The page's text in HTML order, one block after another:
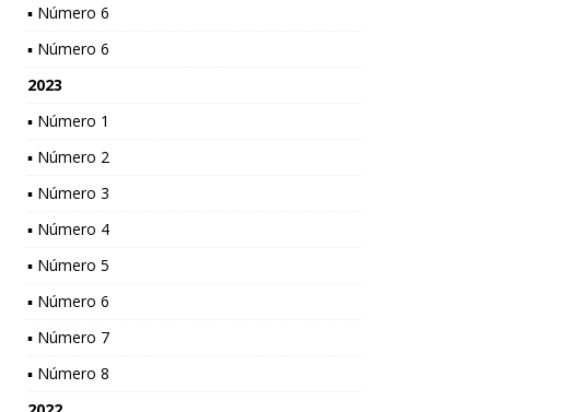
▪ Número 6
▪ Número 6
2023
▪ Número 1
▪ Número 2
▪ Número 3
▪ Número 4
▪ Número 5
▪ Número 6
▪ Número 7
▪ Número 8